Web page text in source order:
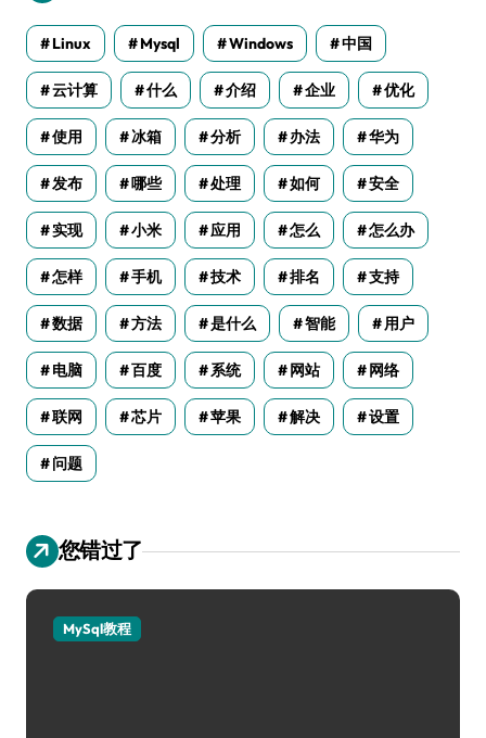
Linux Mysql Windows 中国
云计算 什么 介绍 企业 优化
使用 冰箱 分析 办法 华为
发布 哪些 处理 如何 安全
实现 小米 应用 怎么 怎么办
怎样 手机 技术 排名 支持
数据 方法 是什么 智能 用户
电脑 百度 系统 网站 网络
联网 芯片 苹果 解决 设置
问题
您错过了
MySql教程